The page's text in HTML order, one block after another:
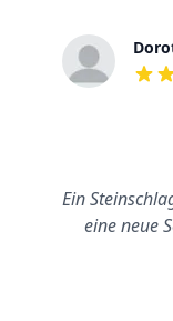
out
Ein
eine neue